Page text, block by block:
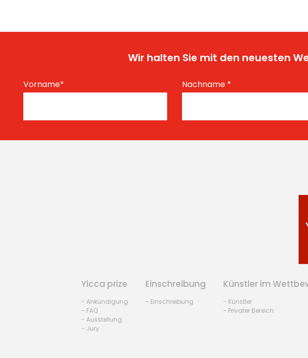
Wir halten Sie mit den neuesten
Vorname* Nachname *
Yicca prize
- Ankündigung
- FAQ
- Ausstellung
- Jury
Einschreibung
- Einschreibung
Künstler im
- Künstler
- Privater Bereich